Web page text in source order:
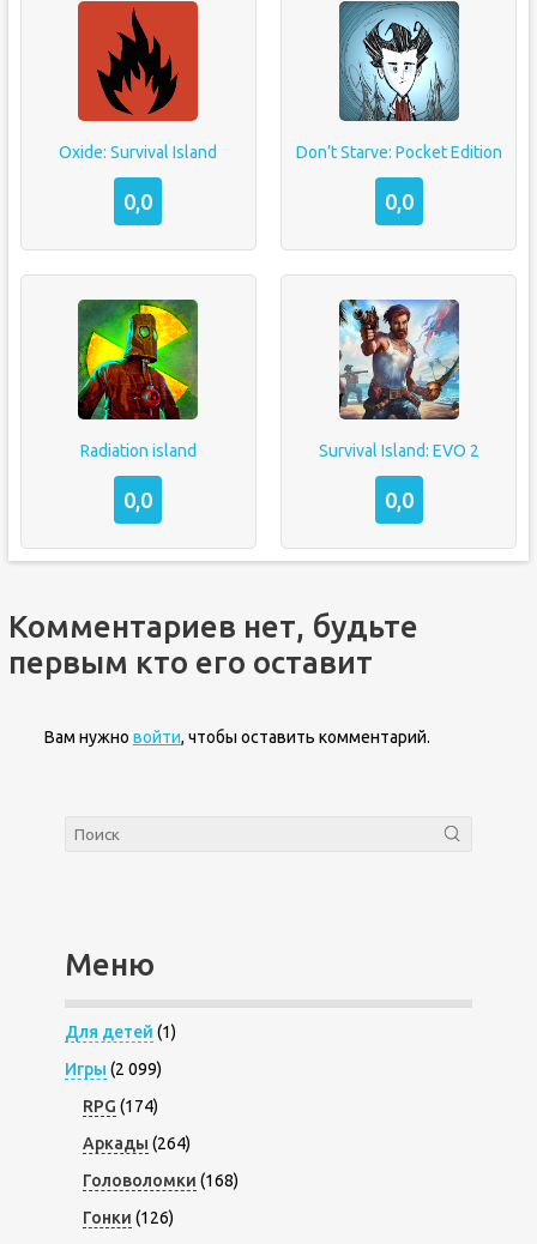
Oxide: Survival Island
0,0
Don’t Starve: Pocket Edition
0,0
Radiation island
0,0
Survival Island: EVO 2
0,0
Комментариев нет, будьте
первым кто его оставит
Вам нужно войти, чтобы оставить комментарий.
Меню
Для детей (1)
Игры (2 099)
RPG (174)
Аркады (264)
Головоломки (168)
Гонки (126)